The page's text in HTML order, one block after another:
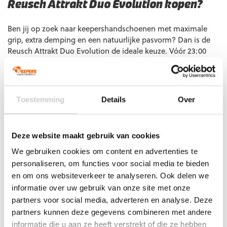
Toestemming Details Over
Deze website maakt gebruik van cookies
We gebruiken cookies om content en advertenties te
personaliseren, om functies voor social media te bieden
en om ons websiteverkeer te analyseren. Ook delen we
informatie over uw gebruik van onze site met onze
partners voor social media, adverteren en analyse. Deze
partners kunnen deze gegevens combineren met andere
informatie die u aan ze heeft verstrekt of die ze hebben
Ondergrond
Gras
Doelgroep
Junior,Senior
Techniek (palm)
Hybrid Flat
Kleur
Blauw ,Oranje,Wit
Merk
Reusch
Reusch Attrakt Duo Evolution kopen?
Ben jij op zoek naar keepershandschoenen met maximale
grip, extra demping en een natuurlijke pasvorm? Dan is de
Reusch Attrakt Duo Evolution de ideale keuze. Vóór 23:00
uur besteld, morgen in huis. Heb je vragen? Neem gerust
contact met ons op, we helpen je graag verder!